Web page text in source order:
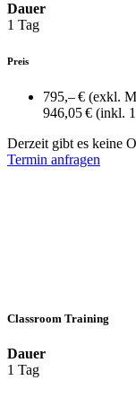
Dauer
1 Tag
Preis
795,– € (exkl.
946,05 € (inkl.
Derzeit gibt es keine
Termin anfragen
Classroom Training
Dauer
1 Tag